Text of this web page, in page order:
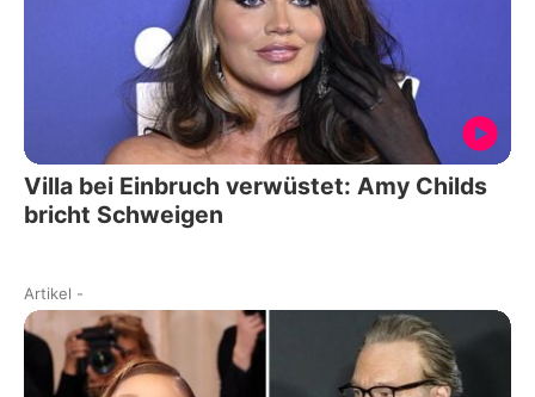
Villa bei Einbruch verwüstet: Amy Childs
bricht Schweigen
Artikel -